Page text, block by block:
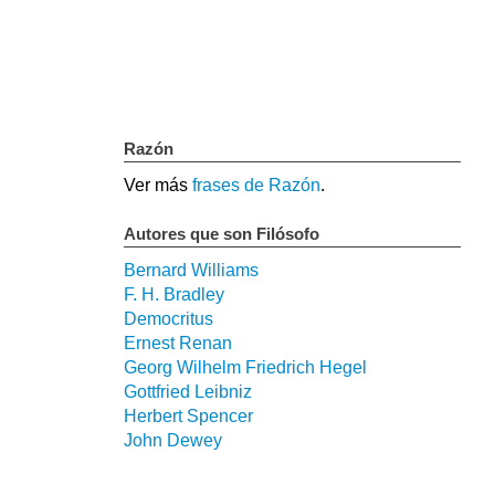
Razón
Ver más frases de Razón.
Autores que son Filósofo
Bernard Williams
F. H. Bradley
Democritus
Ernest Renan
Georg Wilhelm Friedrich Hegel
Gottfried Leibniz
Herbert Spencer
John Dewey